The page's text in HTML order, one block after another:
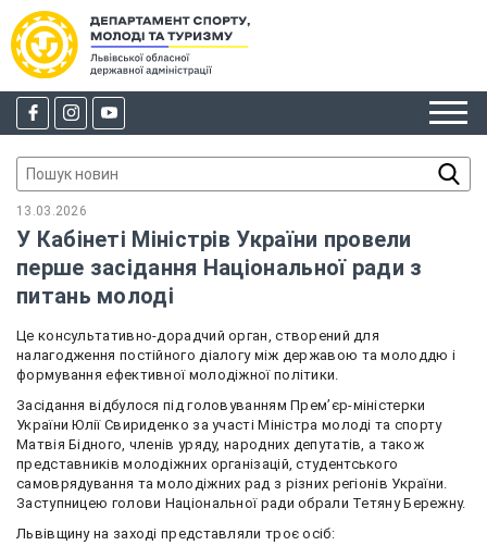
13.03.2026
У Кабінеті Міністрів України провели
перше засідання Національної ради з
питань молоді
Це консультативно-дорадчий орган, створений для
налагодження постійного діалогу між державою та молоддю і
формування ефективної молодіжної політики.
Засідання відбулося під головуванням Прем’єр-міністерки
України Юлії Свириденко за участі Міністра молоді та спорту
Матвія Бідного, членів уряду, народних депутатів, а також
представників молодіжних організацій, студентського
самоврядування та молодіжних рад з різних регіонів України.
Заступницею голови Національної ради обрали Тетяну Бережну.
Львівщину на заході представляли троє осіб: